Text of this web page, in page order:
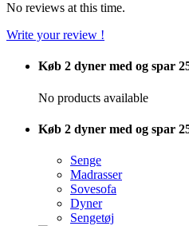
No reviews at this time.
Write your review !
Køb 2 dyner med og spar
No products available
Køb 2 dyner med og spar
Senge
Madrasser
Sovesofa
Dyner
Sengetøj